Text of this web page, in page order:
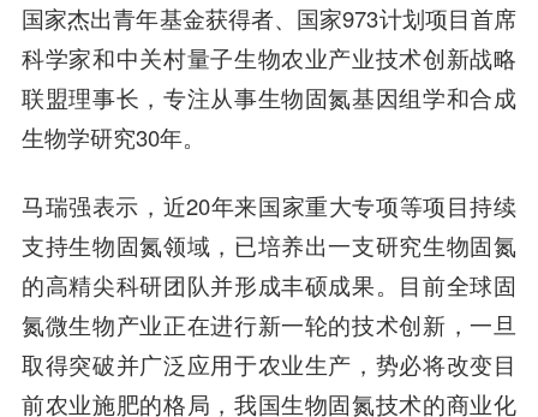
国家杰出青年基金获得者、国家973计划项目首席
科学家和中关村量子生物农业产业技术创新战略
联盟理事长，专注从事生物固氮基因组学和合成
生物学研究30年。
马瑞强表示，近20年来国家重大专项等项目持续
支持生物固氮领域，已培养出一支研究生物固氮
的高精尖科研团队并形成丰硕成果。目前全球固
氮微生物产业正在进行新一轮的技术创新，一旦
取得突破并广泛应用于农业生产，势必将改变目
前农业施肥的格局，我国生物固氮技术的商业化